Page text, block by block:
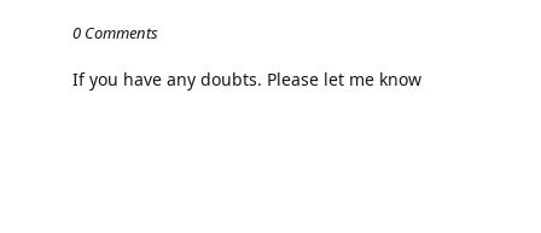
0 Comments
If you have any doubts. Please let me know